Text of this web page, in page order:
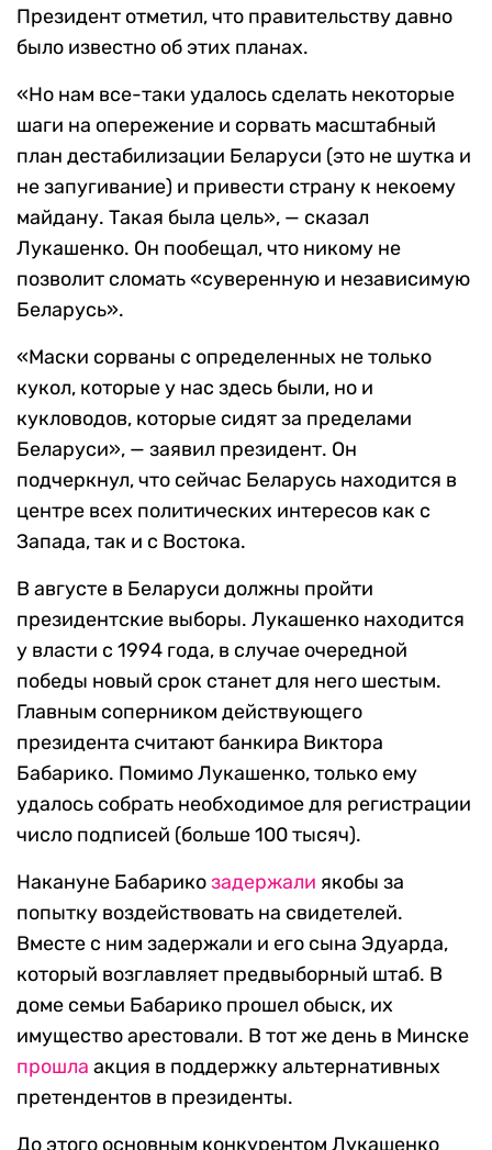
Президент отметил, что правительству давно
было известно об этих планах.
«Но нам все-таки удалось сделать некоторые
шаги на опережение и сорвать масштабный
план дестабилизации Беларуси (это не шутка и
не запугивание) и привести страну к некоему
майдану. Такая была цель», — сказал
Лукашенко. Он пообещал, что никому не
позволит сломать «суверенную и независимую
Беларусь».
«Маски сорваны с определенных не только
кукол, которые у нас здесь были, но и
кукловодов, которые сидят за пределами
Беларуси», — заявил президент. Он
подчеркнул, что сейчас Беларусь находится в
центре всех политических интересов как с
Запада, так и с Востока.
В августе в Беларуси должны пройти
президентские выборы. Лукашенко находится
у власти с 1994 года, в случае очередной
победы новый срок станет для него шестым.
Главным соперником действующего
президента считают банкира Виктора
Бабарико. Помимо Лукашенко, только ему
удалось собрать необходимое для регистрации
число подписей (больше 100 тысяч).
Накануне Бабарикозадержали якобы за
попытку воздействовать на свидетелей.
Вместе с ним задержали и его сына Эдуарда,
который возглавляет предвыборный штаб. В
доме семьи Бабарико прошел обыск, их
имущество арестовали. В тот же день в Минске
прошла акция в поддержку альтернативных
претендентов в президенты.
До этого основным конкурентом Лукашенко